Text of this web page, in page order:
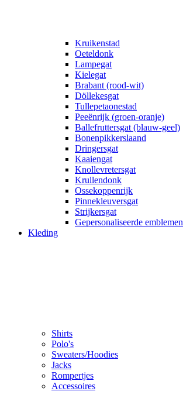
Kruikenstad
Oeteldonk
Lampegat
Kielegat
Brabant (rood-wit)
Döllekesgat
Tullepetaonestad
Peeënrijk (groen-oranje)
Ballefruttersgat (blauw-geel)
Bonenpikkerslaand
Dringersgat
Kaaiengat
Knollevretersgat
Krullendonk
Ossekoppenrijk
Pinnekleuversgat
Strijkersgat
Gepersonaliseerde emblemen
Kleding
Shirts
Polo's
Sweaters/Hoodies
Jacks
Rompertjes
Accessoires